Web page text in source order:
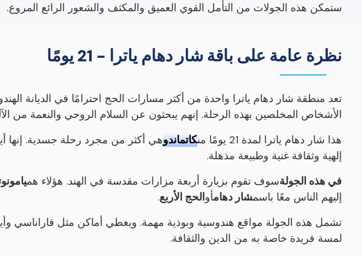
ستمكن هذه الجولات من التأمل القوي العميق والمكثف والشعور الرائع المروع.
نظرة عامة على باقة شار دهام ياترا - 21 يومًا
تعد منطقة شار دهام ياترا واحدة من أكثر مسارات الحج احترامًا في الديانة
الأشخاص المخلصين بهذه الرحلة. إنهم يبحثون عن السلام الروحي والنعمة من
هذا شار دهام ياترا لمدة 21 يومًا من
كاتماندوهي أكثر من مجرد رحلة جسدية.
إلهية وثقافة غنية وطبيعة مذهلة.
في هذه الجولةسوف تقوم بزيارة أربعة مزارات مقدسة في الهند. هؤلاء هم
إليهم الناس معًا باسمشار دهامأوالحج الأربع.
تشمل هذه الجولة مواقع هندوسية وبوذية مهمة. ويغطي أماكن مثل فاراناسي
لمسة فريدة خاصة به من الدين والثقافة.